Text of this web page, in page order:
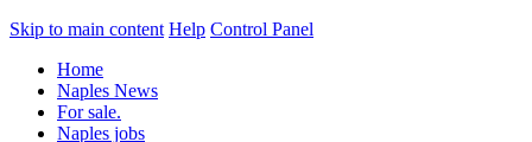
Skip to main content Help Control Panel
Home
Naples News
For sale.
Naples jobs